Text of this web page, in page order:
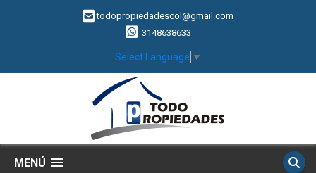
todopropiedadescol@gmail.com
3148638633
Select Language ▼
MENÚ